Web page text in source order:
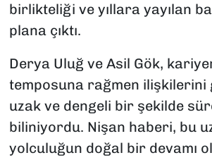
birlikteliği ve yıllara yayılan
plana çıktı.
Derya Uluğ ve Asil Gök,
temposuna rağmen ilişkilerini
uzak ve dengeli bir şekilde
biliniyordu. Nişan haberi, bu
yolculuğun doğal bir devamı